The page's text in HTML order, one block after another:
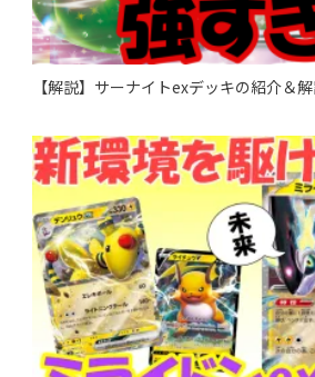
【解説】サーナイトexデッキの紹介＆